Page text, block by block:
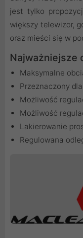
jest tylko
większy telewizor,
oraz mieści się w
Najważniejsze
Maksymalne
Przeznaczony
Możliwość
Możliwość
Lakierowanie
Regulowana